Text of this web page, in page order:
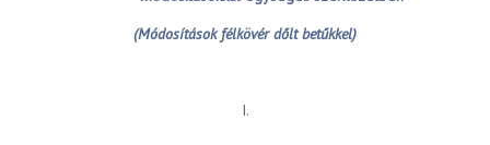
(Módosítások félkövér dőlt betűkkel)
I.